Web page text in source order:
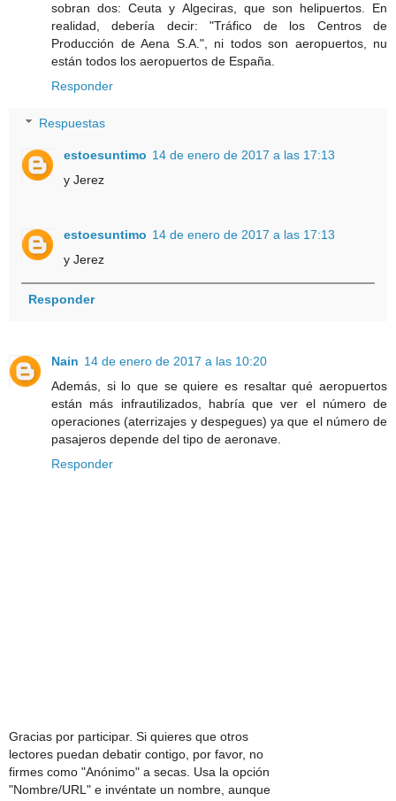
sobran dos: Ceuta y Algeciras, que son helipuertos. En
realidad, debería decir: "Tráfico de los Centros de
Producción de Aena S.A.", ni todos son aeropuertos, nu
están todos los aeropuertos de España.
Responder
Respuestas
estoesuntimo 14 de enero de 2017 a las 17:13
y Jerez
estoesuntimo 14 de enero de 2017 a las 17:13
y Jerez
Responder
Nain 14 de enero de 2017 a las 10:20
Además, si lo que se quiere es resaltar qué aeropuertos
están más infrautilizados, habría que ver el número de
operaciones (aterrizajes y despegues) ya que el número de
pasajeros depende del tipo de aeronave.
Responder
Gracias por participar. Si quieres que otros
lectores puedan debatir contigo, por favor, no
firmes como "Anónimo" a secas. Usa la opción
"Nombre/URL" e invéntate un nombre, aunque